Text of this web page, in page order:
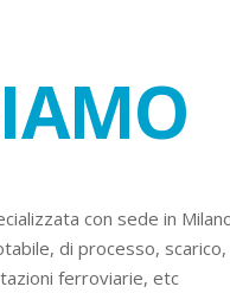
con sede in
di processo,
ferroviarie, etc